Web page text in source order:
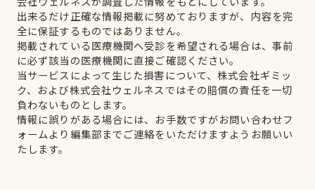
出来るだけ正確な情報掲載に努めておりますが、内容を完
全に保証するものではありません。
掲載されている医療機関へ受診を希望される場合は、事前
に必ず該当の医療機関に直接ご確認ください。
当サービスによって生じた損害について、株式会社ギミッ
ク、および株式会社ウェルネスではその賠償の責任を一切
負わないものとします。
情報に誤りがある場合には、お手数ですがお問い合わせフ
ォームより編集部までご連絡をいただけますようお願いい
たします。